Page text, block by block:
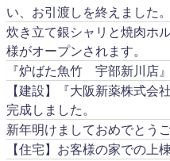
い、お引渡しを終えました。
炊き立て銀シャリと焼肉ホ
様がオープンされます。
『炉ばた魚竹 宇部新川店
【建設】『大阪新薬株式会
完成しました。
新年明けましておめでとう
【住宅】お客様の家での上